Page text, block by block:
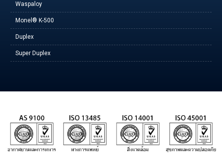
Waspaloy
Monel® K-500
Duplex
Super Duplex